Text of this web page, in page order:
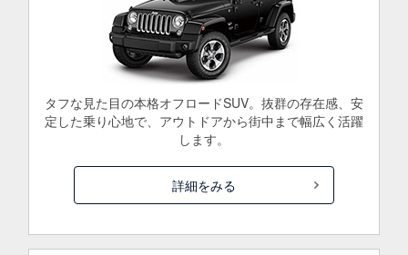
タフな見た目の本格オフロードSUV。抜群の存在感、安
定した乗り心地で、アウトドアから街中まで幅広く活躍
します。
詳細をみる